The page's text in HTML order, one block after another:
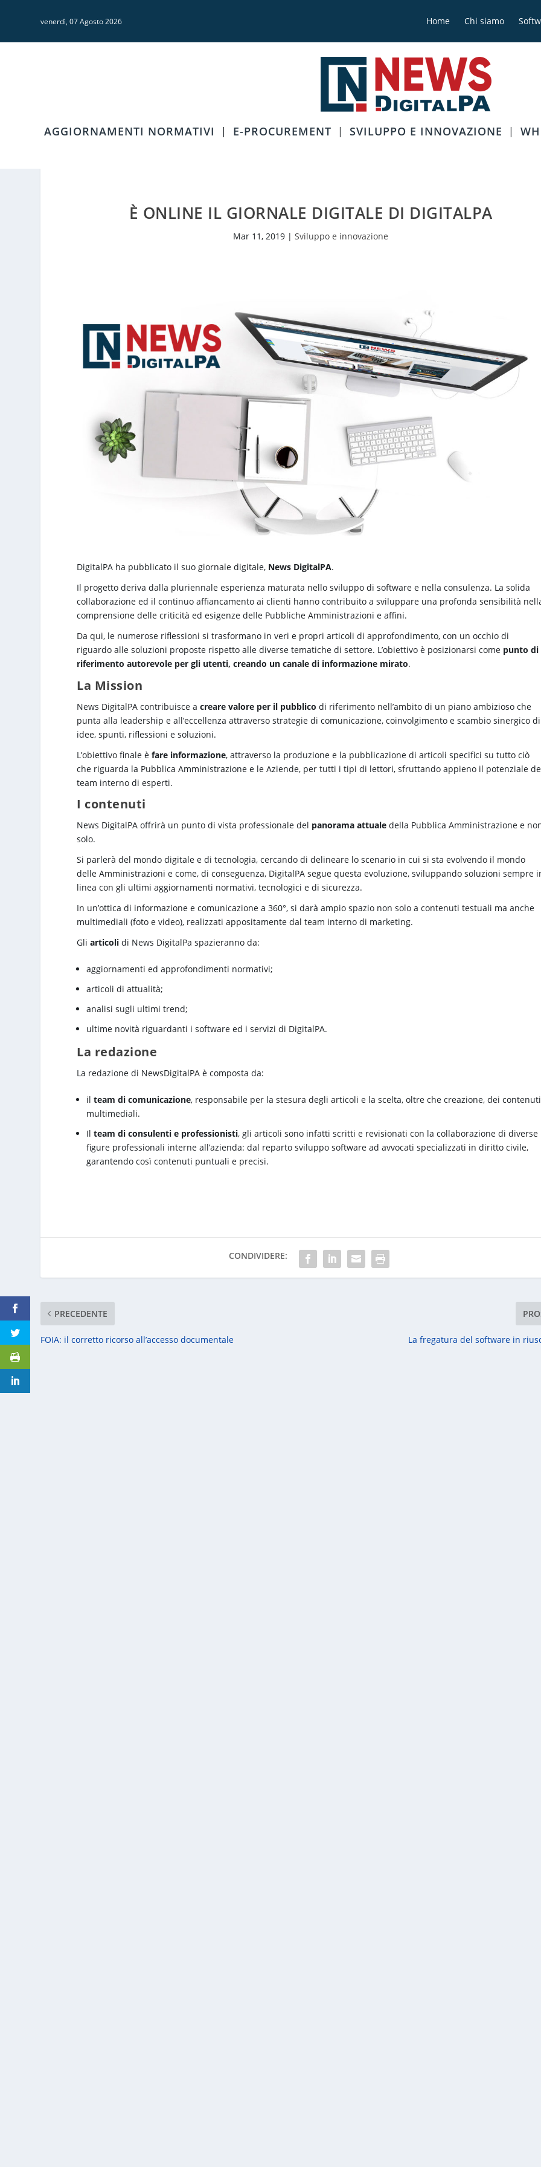
venerdì, 07 Agosto 2026 Home Chi siamo
AGGIORNAMENTI NORMATIVI E-PROCUREMENT SVILUPPO E INNOVAZIONE
È ONLINE IL GIORNALE DIGITALE DI DIGITALPA
Mar 11, 2019 |Sviluppo e innovazione
DigitalPA ha pubblicato il suo giornale digitale, News DigitalPA.
Il progetto deriva dalla pluriennale esperienza maturata nello sviluppo di software e nella consulenza. La solida
collaborazione ed il continuo affiancamento ai clienti hanno contribuito a sviluppare una profonda sensibilità
comprensione delle criticità ed esigenze delle Pubbliche Amministrazioni e affini.
Da qui, le numerose riflessioni si trasformano in veri e propri articoli di approfondimento, con un occhio di
riguardo alle soluzioni proposte rispetto alle diverse tematiche di settore. L’obiettivo è posizionarsi come punto di
riferimento autorevole per gli utenti, creando un canale di informazione mirato.
La Mission
News DigitalPA contribuisce acreare valore per il pubblico di riferimento nell’ambito di un piano ambizioso che
punta alla leadership e all’eccellenza attraverso strategie di comunicazione, coinvolgimento e scambio sinergico di
idee, spunti, riflessioni e soluzioni.
L’obiettivo finale èfare informazione, attraverso la produzione e la pubblicazione di articoli specifici su tutto ciò
che riguarda la Pubblica Amministrazione e le Aziende, per tutti i tipi di lettori, sfruttando appieno il potenziale
team interno di esperti.
I contenuti
News DigitalPA offrirà un punto di vista professionale del panorama attuale della Pubblica Amministrazione e
solo.
Si parlerà del mondo digitale e di tecnologia, cercando di delineare lo scenario in cui si sta evolvendo il mondo
delle Amministrazioni e come, di conseguenza, DigitalPA segue questa evoluzione, sviluppando soluzioni sempre
linea con gli ultimi aggiornamenti normativi, tecnologici e di sicurezza.
In un’ottica di informazione e comunicazione a 360°, si darà ampio spazio non solo a contenuti testuali ma anche
multimediali (foto e video), realizzati appositamente dal team interno di marketing.
Gliarticoli di News DigitalPa spazieranno da:
aggiornamenti ed approfondimenti normativi;
articoli di attualità;
analisi sugli ultimi trend;
ultime novità riguardanti i software ed i servizi di DigitalPA.
La redazione
La redazione di NewsDigitalPA è composta da:
ilteam di comunicazione, responsabile per la stesura degli articoli e la scelta, oltre che creazione, dei contenuti
multimediali.
Ilteam di consulenti e professionisti, gli articoli sono infatti scritti e revisionati con la collaborazione di diverse
figure professionali interne all’azienda: dal reparto sviluppo software ad avvocati specializzati in diritto civile,
garantendo così contenuti puntuali e precisi.
CONDIVIDERE:
PRECEDENTE
FOIA: il corretto ricorso all’accesso documentale La fregatura del software in